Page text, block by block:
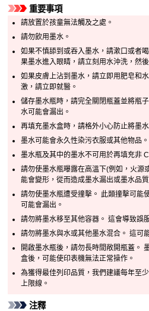
重要事項
請放置於孩童無法觸及之處。
請勿飲用墨水。
如果不慎舔到或吞入墨水，請漱口或者
果墨水進入眼睛，請立刻用水沖洗，然
如果皮膚上沾到墨水，請立即用肥皂和
激，請立即就醫。
儲存墨水瓶時，請完全關閉瓶蓋並將瓶
水可能會漏出。
再填充墨水盒時，請格外小心防止將墨
墨水可能會永久性染污衣服或其他物品。
墨水瓶及其中的墨水不可用於再填充非
請勿使墨水瓶曝露在高溫下(例如，火源
能會變形，從而造成墨水漏出或墨水品質
請勿使墨水瓶遭受撞擊。 此類撞擊可能
可能會漏出。
請勿將墨水移至其他容器。 這會導致誤
請勿將墨水與水或其他墨水混合。 這可
開啟墨水瓶後，請勿長時間敞開瓶蓋 。
盒後，可能使印表機無法正常操作。
為獲得最佳列印品質，我們建議每年至
上限線 。
注釋